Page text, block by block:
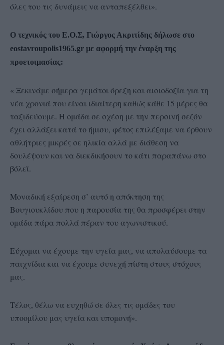
όλες του τις δυνάμεις να ανταπεξέλθει».
Ο τεχνικός του Ε.Ο.Σ, Γιώργος Ακριτίδης δήλωσε στο
eostavroupolis1965.gr με αφορμή την έναρξη της
προετοιμασίας:
« Ξεκινάμε σήμερα γεμάτοι όρεξη και αισιοδοξία για τη
νέα χρονιά που είναι ιδιαίτερη καθώς κάθε 15 μέρες θα
ταξιδεύουμε. Η ομάδα σε σχέση με την περσινή σεζόν
έχει αλλάξει κατά το ήμισυ, φέτος επιλέξαμε να έρθουν
αθλήτριες μικρές σε ηλικία αλλά με διάθεση να
δουλέψουν και να διεκδικήσουν το κάτι παραπάνω στο
βόλεϊ.
Μοναδική εξαίρεση σ’ αυτό η απόκτηση της
Βουγιουκλίδου που η παρουσία της θα προσφέρει στην
ομάδα πάρα πολλά πέραν του αγωνιστικού.
Εύχομαι να έχουμε την υγεία μας, να απολαύσουμε τα
παιχνίδια και να έχουμε συνεχή πίστη στους στόχους
μας.
Τέλος, θέλω να ευχηθώ σε όλες τις ομάδες του
υποομίλου μας υγεία και υπομονή».